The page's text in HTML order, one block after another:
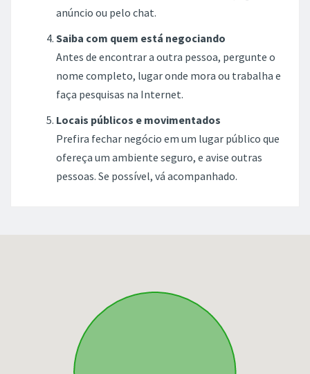
anúncio ou pelo chat.
Saiba com quem está negociando
Antes de encontrar a outra pessoa, pergunte o
nome completo, lugar onde mora ou trabalha e
faça pesquisas na Internet.
Locais públicos e movimentados
Prefira fechar negócio em um lugar público que
ofereça um ambiente seguro, e avise outras
pessoas. Se possível, vá acompanhado.